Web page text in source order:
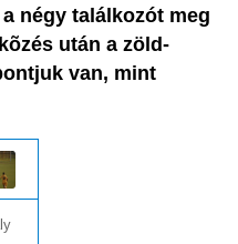
négy találkozót meg
után a zöld-
van, mint